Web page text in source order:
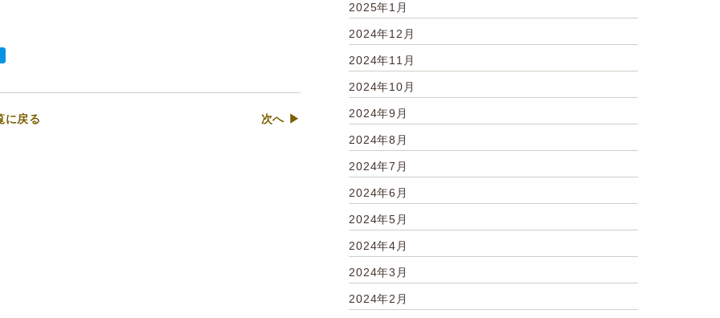
に戻る 次へ ▶
2025年1月
2024年12月
2024年11月
2024年10月
2024年9月
2024年8月
2024年7月
2024年6月
2024年5月
2024年4月
2024年3月
2024年2月